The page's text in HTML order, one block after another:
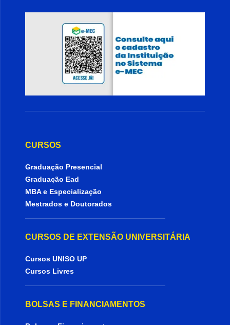
CURSOS
Graduação Presencial
Graduação Ead
MBA e Especialização
Mestrados e Doutorados
CURSOS DE EXTENSÃO UNIVERSITÁRIA
Cursos UNISO UP
Cursos Livres
BOLSAS E FINANCIAMENTOS